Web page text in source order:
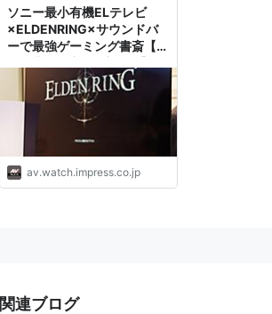
ソニー最小有機ELテレビ
×ELDENRING×サウンドバ
ーで最強ゲーミング書斎【鳥
av.watch.impress.co.jp
関連ブログ